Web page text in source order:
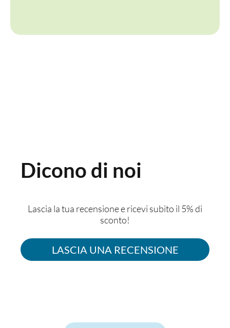
Dicono di noi
Lascia la tua recensione e ricevi subito il 5% di
sconto!
LASCIA UNA RECENSIONE